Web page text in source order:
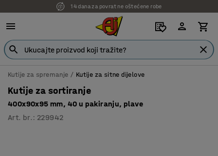
14 dana za povrat ne oštećene robe
Kutije za spremanje Kutije za sitne dijelove
Kutije za sortiranje
400x90x95 mm, 40 u pakiranju, plave
Art. br. : 229942